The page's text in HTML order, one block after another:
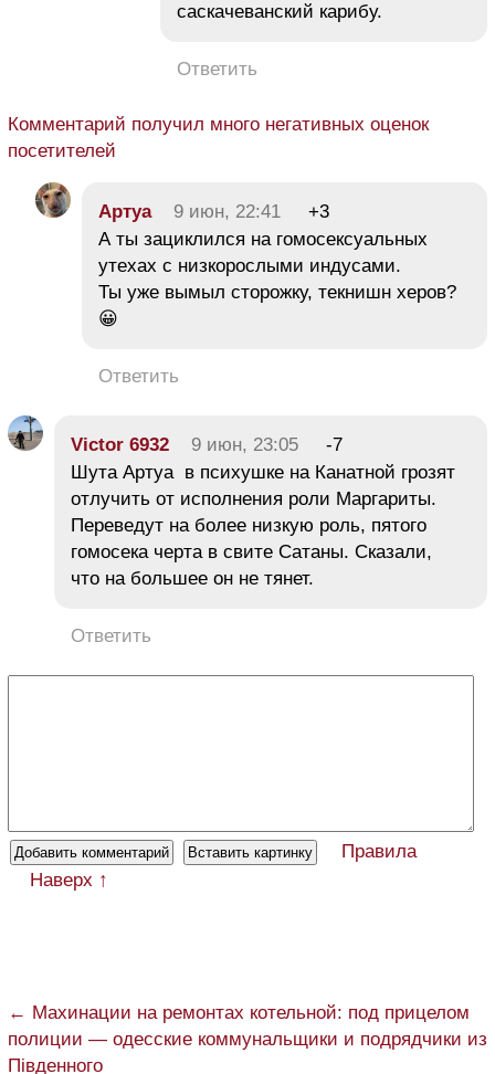
саскачеванский карибу.
Ответить
Комментарий получил много негативных оценок
посетителей
Aртуа 9 июн, 22:41
+3
А ты зациклился на гомосексуальных
утехах с низкорослыми индусами.
Ты уже вымыл сторожку, текнишн херов?
😀
Ответить
Victor 6932 9 июн, 23:05
-7
Шута Артуа в психушке на Канатной грозят
отлучить от исполнения роли Маргариты.
Переведут на более низкую роль, пятого
гомосека черта в свите Сатаны. Сказали,
что на большее он не тянет.
Ответить
Правила
Наверх ↑
← Махинации на ремонтах котельной: под прицелом
полиции — одесские коммунальщики и подрядчики из
Південного